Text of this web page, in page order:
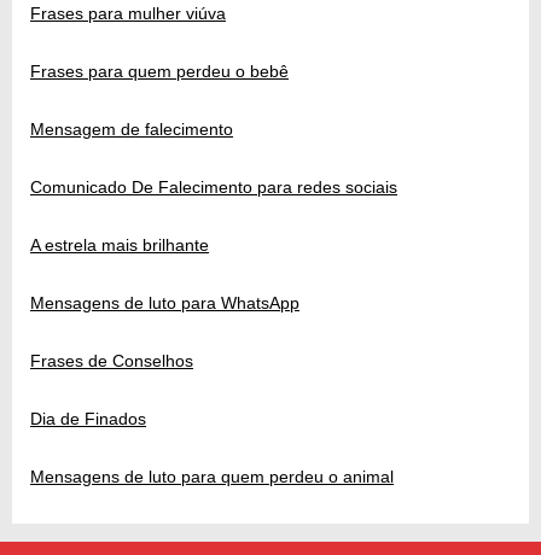
Frases para mulher viúva
Frases para quem perdeu o bebê
Mensagem de falecimento
Comunicado De Falecimento para redes sociais
A estrela mais brilhante
Mensagens de luto para WhatsApp
Frases de Conselhos
Dia de Finados
Mensagens de luto para quem perdeu o animal